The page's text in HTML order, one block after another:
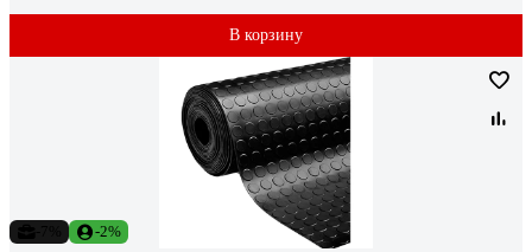
В корзину
-2%